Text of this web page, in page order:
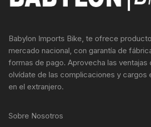
Babylon Imports Bike, te ofrece
mercado nacional, con garantía de
formas de pago. Aprovecha las ventajas
olvídate de las complicaciones y cargos
en el extranjero.
Sobre Nosotros